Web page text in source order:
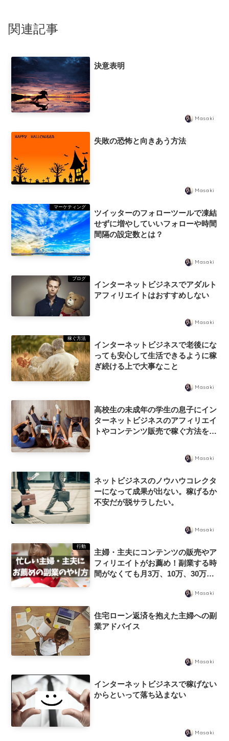
関連記事
決意表明
Masaki
失敗の恐怖と向きあう方法
Masaki
マーケティング
ツイッターのフォローツールで凍結
せずに増やしていいフォローや時間
間隔の設定数とは？
Masaki
ブログ
インターネットビジネスでアダルト
アフィリエイトはおすすめしない
Masaki
稼ぐ方法
インターネットビジネスで老後にな
っても安心して生活できるように稼
ぎ続ける上で大事なこと
Masaki
高校生の未成年の学生の息子にイン
ターネットビジネスのアフィリエイ
トやコンテンツ販売で稼ぐ方法を教
Masaki
ネットビジネスのノウハウコレクタ
ーになって成果が出ない。稼げるか
不安だが脱サラしたい。
Masaki
行動
主婦・主夫にコンテンツの販売やア
フィリエイトがお薦め！副業する時
間がなくても月3万、10万、30万円
Masaki
住宅ローン返済を抱えた主婦への副
業アドバイス
Masaki
インターネットビジネスで稼げない
からといって落ち込まない
Masaki